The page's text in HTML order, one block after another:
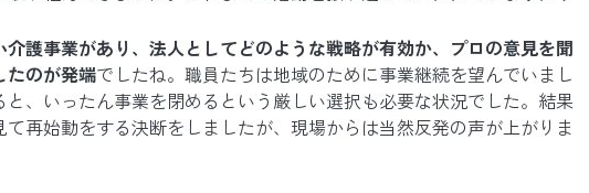
介護事業があり、法人としてどのような戦略が有効か、プロの意見を聞
たのが発端でしたね。職員たちは地域のために事業継続を望んでいまし
、いったん事業を閉めるという厳しい選択も必要な状況でした。結果
再始動をする決断をしましたが、現場からは当然反発の声が上がりま